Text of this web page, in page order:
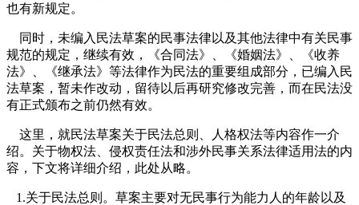
也有新规定。
同时，未编入民法草案的民事法律以及其他法律中有关民事
规范的规定，继续有效，《合同法》、《婚姻法》、《收养
法》、《继承法》等法律作为民法的重要组成部分，已编入民
法草案，暂未作改动，留待以后再研究修改完善，而在民法没
有正式颁布之前仍然有效。
这里，就民法草案关于民法总则、人格权法等内容作一介
绍。关于物权法、侵权责任法和涉外民事关系法律适用法的内
容，下文将详细介绍，此处从略。
1.关于民法总则。草案主要对无民事行为能力人的年龄以及